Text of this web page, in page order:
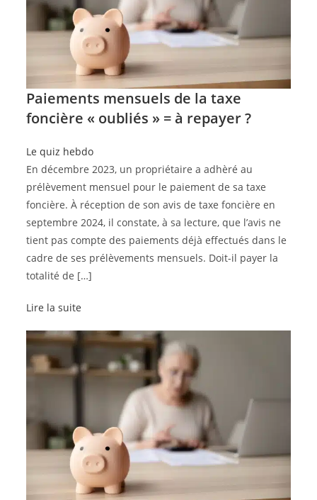
Paiements mensuels de la taxe
foncière « oubliés » = à repayer ?
Le quiz hebdo
En décembre 2023, un propriétaire a adhèré au
prélèvement mensuel pour le paiement de sa taxe
foncière. À réception de son avis de taxe foncière en
septembre 2024, il constate, à sa lecture, que l’avis ne
tient pas compte des paiements déjà effectués dans le
cadre de ses prélèvements mensuels. Doit-il payer la
totalité de […]
Lire la suite